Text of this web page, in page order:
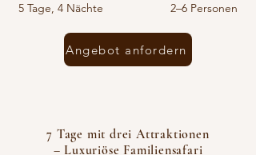
5 Tage, 4 Nächte 2–6 Personen
Angebot anfordern
7 Tage mit drei Attraktionen
– Luxuriöse Familiensafari